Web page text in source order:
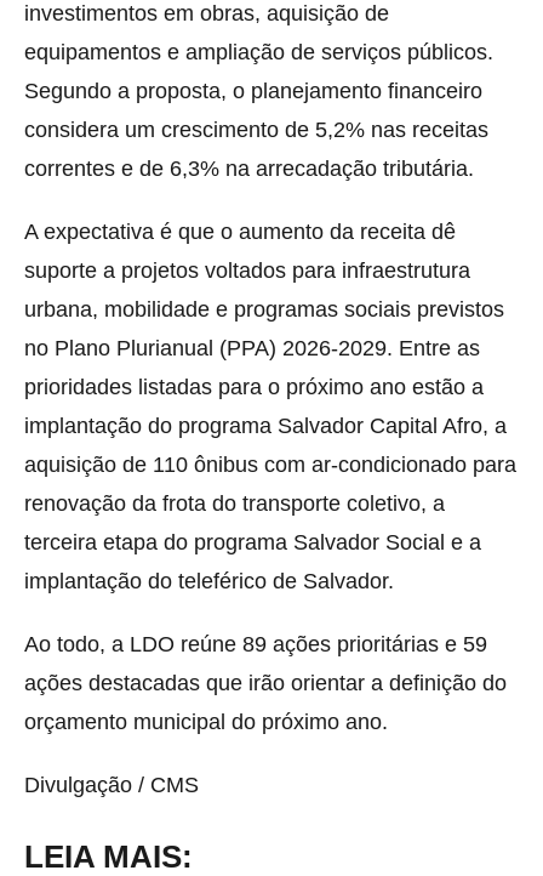
investimentos em obras, aquisição de
equipamentos e ampliação de serviços públicos.
Segundo a proposta, o planejamento financeiro
considera um crescimento de 5,2% nas receitas
correntes e de 6,3% na arrecadação tributária.
A expectativa é que o aumento da receita dê
suporte a projetos voltados para infraestrutura
urbana, mobilidade e programas sociais previstos
no Plano Plurianual (PPA) 2026-2029. Entre as
prioridades listadas para o próximo ano estão a
implantação do programa Salvador Capital Afro, a
aquisição de 110 ônibus com ar-condicionado para
renovação da frota do transporte coletivo, a
terceira etapa do programa Salvador Social e a
implantação do teleférico de Salvador.
Ao todo, a LDO reúne 89 ações prioritárias e 59
ações destacadas que irão orientar a definição do
orçamento municipal do próximo ano.
Divulgação / CMS
LEIA MAIS: